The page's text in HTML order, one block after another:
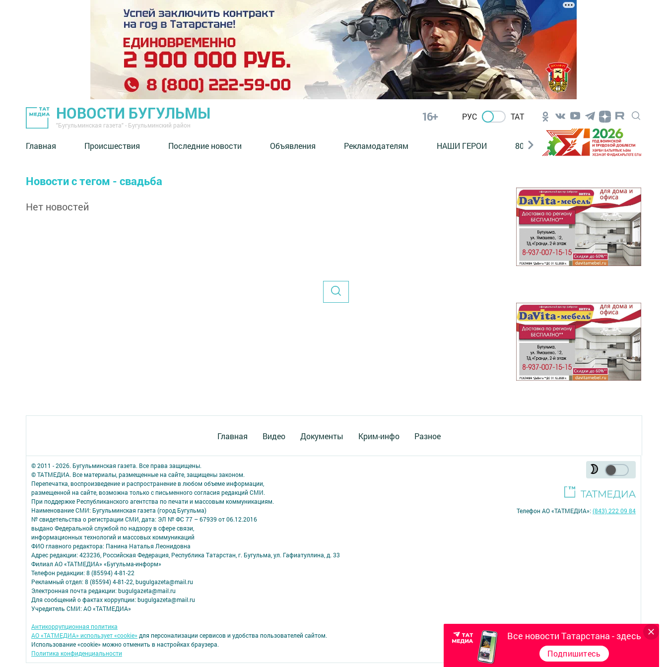
НОВОСТИ БУГУЛЬМЫ
"Бугульминская газета" - Бугульминский район
16+ РУС ТАТ
Главная Происшествия Последние новости Объявления Рекламодателям НАШИ ГЕРОИ 80 ЛЕТ ПОБЕДЫ! Финансовая
Новости с тегом - свадьба
Нет новостей
Главная Видео Документы Крим-инфо Разное
Все новости Татарстана - здесь
Подпишитесь
© 2011 - 2026. Бугульминская газета. Все права защищены.
© ТАТМЕДИА. Все материалы, размещенные на сайте, защищены законом.
Перепечатка, воспроизведение и распространение в любом объеме информации,
размещенной на сайте, возможна только с письменного согласия редакций СМИ.
При поддержке Республиканского агентства по печати и массовым коммуникациям.
Наименование СМИ: Бугульминская газета (город Бугульма)
№ свидетельства о регистрации СМИ, дата: ЭЛ № ФС 77 – 67939 от 06.12.2016
выдано Федеральной службой по надзору в сфере связи,
информационных технологий и массовых коммуникаций
ФИО главного редактора: Панина Наталья Леонидовна
Адрес редакции: 423236, Российская Федерация, Республика Татарстан, г. Бугульма, ул. Гафиатуллина, д. 33
Филиал АО «ТАТМЕДИА» «Бугульма-информ»
Телефон редакции: 8 (85594) 4-81-22
Рекламный отдел: 8 (85594) 4-81-22, bugulgazeta@mail.ru
Электронная почта редакции: bugulgazeta@mail.ru
Для сообщений о фактах коррупции: bugulgazeta@mail.ru
Учредитель СМИ: АО «ТАТМЕДИА»
Антикоррупционная политика
АО «ТАТМЕДИА» использует «cookie» для персонализации сервисов и удобства пользователей сайтом.
Использование «cookie» можно отменить в настройках браузера.
Политика конфиденциальности
Телефон АО «ТАТМЕДИА»:(843) 222 09 84
16+